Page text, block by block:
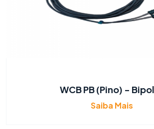
WCB PB (Pino) -
Saiba Mais